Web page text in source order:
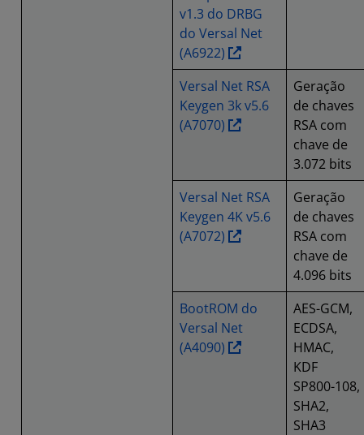
v1.3 do DRBG
do Versal Net
(A6922)
Versal Net RSA
Keygen 3k v5.6
(A7070)
Geração
de chaves
RSA com
chave de
3.072 bits
Versal Net RSA
Keygen 4K v5.6
(A7072)
Geração
de chaves
RSA com
chave de
4.096 bits
BootROM do
Versal Net
(A4090)
AES-GCM,
ECDSA,
HMAC,
KDF
SP800-108,
SHA2,
SHA3